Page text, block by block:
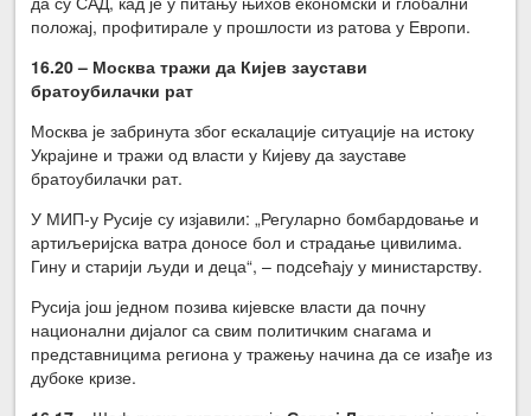
положај, профитирале у прошлости из ратова у Европи.
16.20 – Москва тражи да Кијев заустави
братоубилачки рат
Москва је забринута због ескалације ситуације на истоку
Украјине и тражи од власти у Кијеву да зауставе
братоубилачки рат.
У МИП-у Русије су изјавили: „Регуларно бомбардовање и
артиљеријска ватра доносе бол и страдање цивилима.
Гину и старији људи и деца“, – подсећају у министарству.
Русија још једном позива кијевске власти да почну
национални дијалог са свим политичким снагама и
представницима региона у тражењу начина да се изађе из
дубоке кризе.